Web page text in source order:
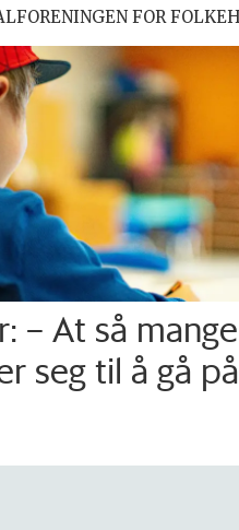
FOR
– At så
seg til å gå